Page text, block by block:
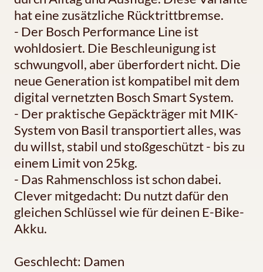
hat eine zusätzliche Rücktrittbremse.
- Der Bosch Performance Line ist
wohldosiert. Die Beschleunigung ist
schwungvoll, aber überfordert nicht. Die
neue Generation ist kompatibel mit dem
digital vernetzten Bosch Smart System.
- Der praktische Gepäckträger mit MIK-
System von Basil transportiert alles, was
du willst, stabil und stoßgeschützt - bis zu
einem Limit von 25kg.
- Das Rahmenschloss ist schon dabei.
Clever mitgedacht: Du nutzt dafür den
gleichen Schlüssel wie für deinen E-Bike-
Akku.
Geschlecht: Damen